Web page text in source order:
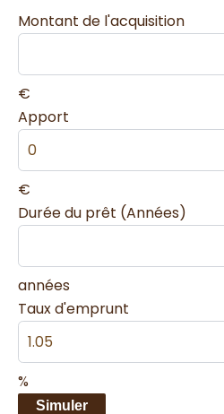
Montant de l'acquisition
€
Apport
€
Durée du prêt (Années)
années
Taux d'emprunt
%
Simuler